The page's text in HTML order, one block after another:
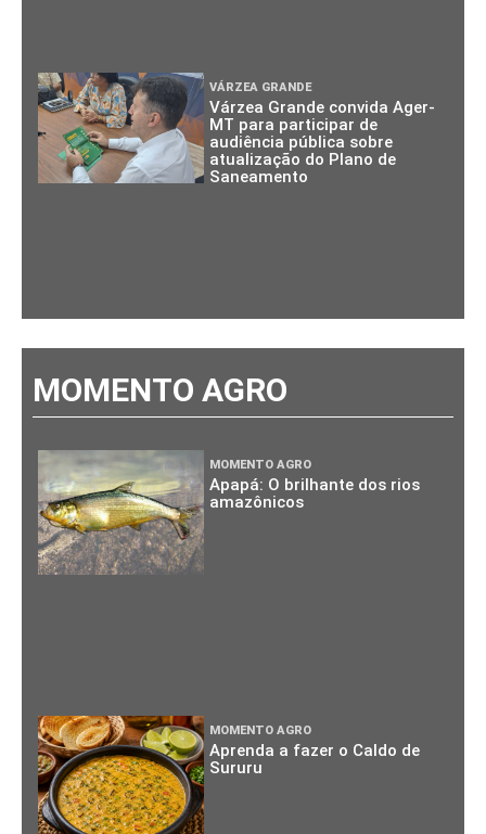
VÁRZEA GRANDE
Várzea Grande convida Ager-
MT para participar de
audiência pública sobre
atualização do Plano de
Saneamento
MOMENTO AGRO
MOMENTO AGRO
Apapá: O brilhante dos rios
amazônicos
MOMENTO AGRO
Aprenda a fazer o Caldo de
Sururu